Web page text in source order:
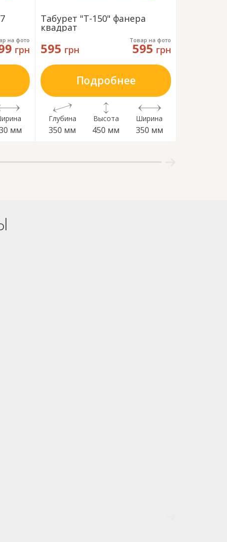
на фото
грн
мм
Табурет "Т-150" фанера
квадрат
595 грн
Товар на фото
595 грн
Подробнее
Глубина
350 мм
Высота
450 мм
Ширина
350 мм